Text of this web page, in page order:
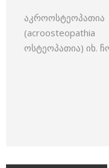
ოსტეოპათია) იხ.